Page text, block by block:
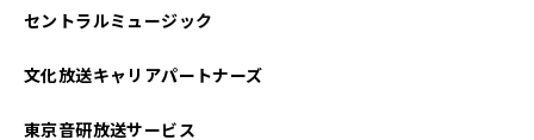
セントラルミュージック
文化放送キャリアパートナーズ
東京音研放送サービス